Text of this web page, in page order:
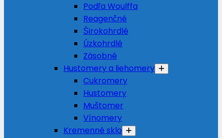
Podľa Woulffa
Reagenčné
Širokohrdlé
Úzkohrdlé
Zásobné
Hustomery a liehomery
Cukromery
Hustomery
Muštomer
Vínomery
Kremenné sklo